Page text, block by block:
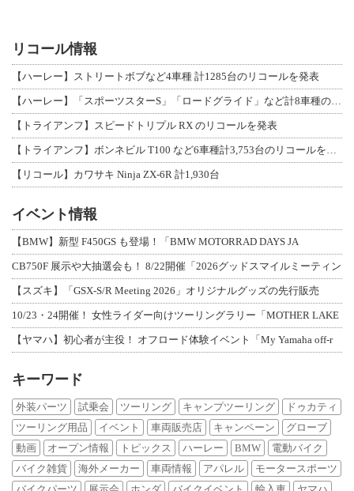
リコール情報
【ハーレー】ストリートボブなど4車種 計1285台のリコールを発表
【トライアンフ】スピードトリプル RX のリコールを発表
【リコール】カワサキ Ninja ZX-6R 計1,930台
イベント情報
【BMW】新型 F450GS も登場！「BMW MOTORRAD DAYS JA
CB750F 展示や大抽選会も！ 8/22開催「2026グッドスマイルミーティン
【スズキ】「GSX-S/R Meeting 2026」オリジナルグッズの先行販売
10/23・24開催！ 女性ライダー向けツーリングラリー「MOTHER LAKE
【ヤマハ】初心者が主役！ オフロード体験イベント「My Yamaha off-r
キーワード
外装パーツ 試乗会 ツーリング キャンプツーリング
ドゥカティ
ツーリング用品
イベント 車両販売店 キャンペーン
グローブ
動画
オープン情報 トピックス ハーレー BMW
電動バイク
バイク雑貨
海外メーカー 車両情報 アパレル
モータースポーツ